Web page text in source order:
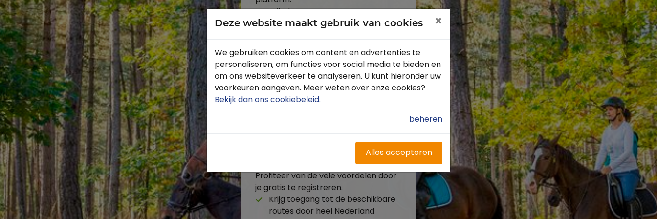
Toon
Inloggen
Wachtwoord vergeten?
Heb je nog geen account?
Profiteer van de vele voordelen door
je gratis te registreren.
Krijg toegang tot de beschikbare
routes door heel Nederland
Deze website maakt gebruik van cookies ×
We gebruiken cookies om content en advertenties te
personaliseren, om functies voor social media te bieden en
om ons websiteverkeer te analyseren. U kunt hieronder uw
voorkeuren aangeven. Meer weten over onze cookies?
Bekijk dan ons cookiebeleid.
beheren
Alles accepteren